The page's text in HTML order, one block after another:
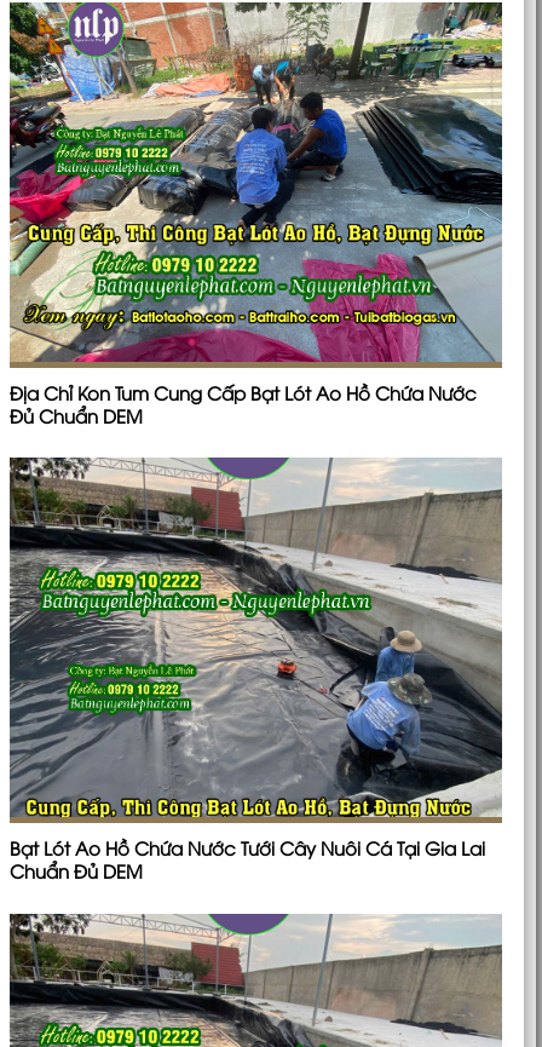
Địa Chỉ Kon Tum Cung Cấp Bạt Lót Ao Hồ Chứa Nước
Đủ Chuẩn DEM
Bạt Lót Ao Hồ Chứa Nước Tưới Cây Nuôi Cá Tại Gia Lai
Chuẩn Đủ DEM